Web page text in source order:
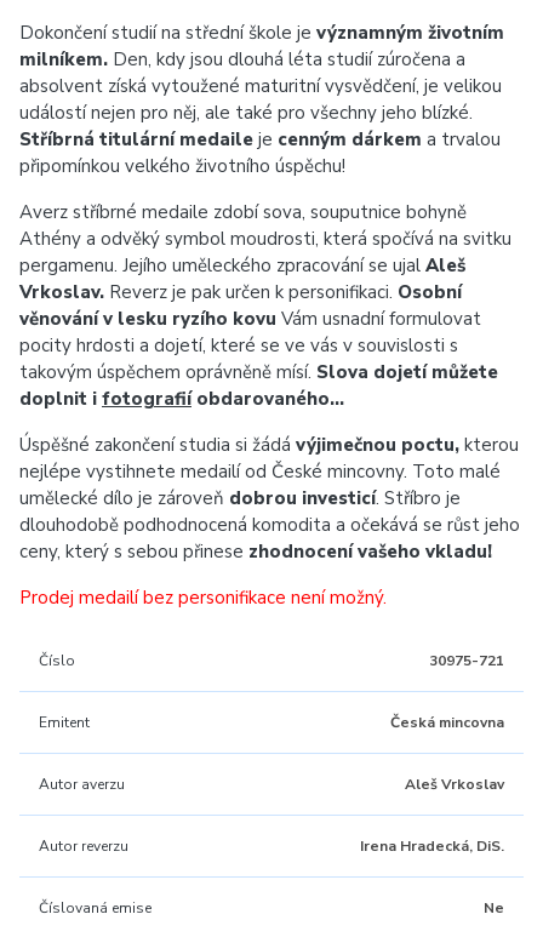
Dokončení studií na střední škole je významným životním
milníkem. Den, kdy jsou dlouhá léta studií zúročena a
absolvent získá vytoužené maturitní vysvědčení, je velikou
událostí nejen pro něj, ale také pro všechny jeho blízké.
Stříbrná titulární medaile je cenným dárkem a trvalou
připomínkou velkého životního úspěchu!
Averz stříbrné medaile zdobí sova, souputnice bohyně
Athény a odvěký symbol moudrosti, která spočívá na svitku
pergamenu. Jejího uměleckého zpracování se ujal Aleš
Vrkoslav. Reverz je pak určen k personifikaci. Osobní
věnování v lesku ryzího kovu Vám usnadní formulovat
pocity hrdosti a dojetí, které se ve vás v souvislosti s
takovým úspěchem oprávněně mísí. Slova dojetí můžete
doplnit i fotografiíobdarovaného…
Úspěšné zakončení studia si žádá výjimečnou poctu, kterou
nejlépe vystihnete medailí od České mincovny. Toto malé
umělecké dílo je zároveň dobrou investicí. Stříbro je
dlouhodobě podhodnocená komodita a očekává se růst jeho
ceny, který s sebou přinese zhodnocení vašeho vkladu!
Prodej medailí bez personifikace není možný.
Číslo 30975-721
Emitent Česká mincovna
Autor averzu Aleš Vrkoslav
Autor reverzu Irena Hradecká, DiS.
Číslovaná emise Ne